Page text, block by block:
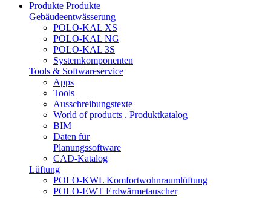
Produkte Produkte
Gebäudeentwässerung
POLO-KAL XS
POLO-KAL NG
POLO-KAL 3S
Systemkomponenten
Tools & Softwareservice
Apps
Tools
Ausschreibungstexte
World of products . Produktkatalog
BIM
Daten für
Planungssoftware
CAD-Katalog
Lüftung
POLO-KWL Komfortwohnraumlüftung
POLO-EWT Erdwärmetauscher